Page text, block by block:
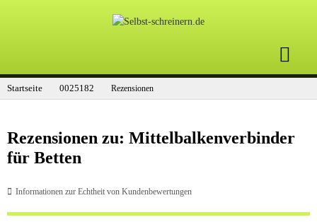
Startseite 0025182 Rezensionen
Rezensionen zu: Mittelbalkenverbinder
für Betten
Informationen zur Echtheit von Kundenbewertungen